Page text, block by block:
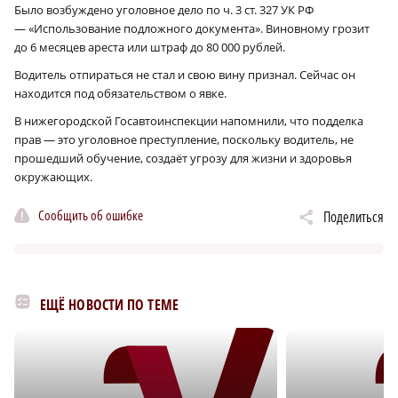
Было возбуждено уголовное дело по ч. 3 ст. 327 УК РФ
— «Использование подложного документа». Виновному грозит
до 6 месяцев ареста или штраф до 80 000 рублей.
Водитель отпираться не стал и свою вину признал. Сейчас он
находится под обязательством о явке.
В нижегородской Госавтоинспекции напомнили, что подделка
прав — это уголовное преступление, поскольку водитель, не
прошедший обучение, создаёт угрозу для жизни и здоровья
окружающих.
Сообщить об ошибке Поделиться
ЕЩЁ НОВОСТИ ПО ТЕМЕ